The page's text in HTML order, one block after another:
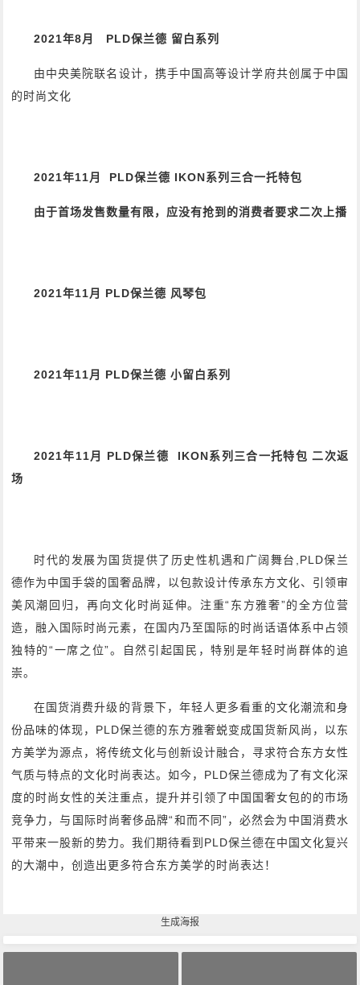
2021年8月 PLD保兰德 留白系列
由中央美院联名设计，携手中国高等设计学府共创属于中国
的时尚文化
2021年11月 PLD保兰德 IKON系列三合一托特包
由于首场发售数量有限，应没有抢到的消费者要求二次上播
2021年11月 PLD保兰德 风琴包
2021年11月 PLD保兰德 小留白系列
2021年11月 PLD保兰德 IKON系列三合一托特包 二次返
场
时代的发展为国货提供了历史性机遇和广阔舞台,PLD保兰
德作为中国手袋的国奢品牌，以包款设计传承东方文化、引领审
美风潮回归，再向文化时尚延伸。注重“东方雅奢”的全方位营
造，融入国际时尚元素，在国内乃至国际的时尚话语体系中占领
独特的“一席之位”。自然引起国民，特别是年轻时尚群体的追
崇。
在国货消费升级的背景下，年轻人更多看重的文化潮流和身
份品味的体现，PLD保兰德的东方雅奢蜕变成国货新风尚，以东
方美学为源点，将传统文化与创新设计融合，寻求符合东方女性
气质与特点的文化时尚表达。如今，PLD保兰德成为了有文化深
度的时尚女性的关注重点，提升并引领了中国国奢女包的的市场
竞争力，与国际时尚奢侈品牌“和而不同”，必然会为中国消费水
平带来一股新的势力。我们期待看到PLD保兰德在中国文化复兴
的大潮中，创造出更多符合东方美学的时尚表达！
生成海报